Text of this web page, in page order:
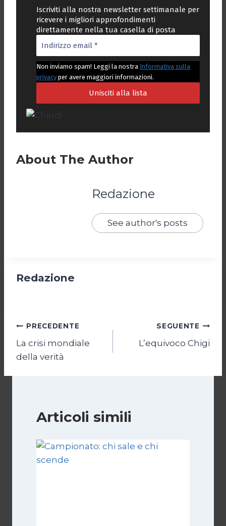
Iscriviti alla nostra newsletter settimanale per
ricevere i migliori approfondimenti
direttamente nella tua casella di posta
Non inviamo spam! Leggi la nostra Informativa sulla
privacy per avere maggiori informazioni.
About The Author
Redazione
See author's posts
Redazione
Navigazione
articoli
PRECEDENTE
La crisi mondiale
della verità
SEGUENTE
L’equivoco Chigi
Articoli simili